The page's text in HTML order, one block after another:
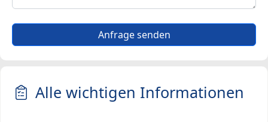
Anfrage senden
Alle wichtigen Informationen